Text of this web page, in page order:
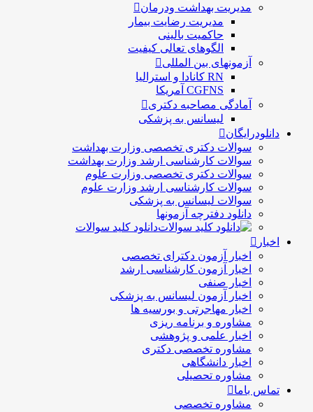
مدیریت بهداشت ودرمان
مديريت رضايت بيمار
حاكميت بالينی
الگوهای تعالی کيفيت
آزمونهای بین المللی
RN کانادا و استرالیا
CGFNS آمریکا
آمادگی مصاحبه دکتری
لیسانس به پزشکی
دانلودرایگان
سوالات دکتری تخصصی وزارت بهداشت
سوالات کارشناسی ارشد وزارت بهداشت
سوالات دکتری تخصصی وزارت علوم
سوالات کارشناسی ارشد وزارت علوم
سوالات لیسانس به پزشکی
دانلود دفترچه آزمونها
دانلود کلید سوالات
اخبار
اخبار آزمون دکترای تخصصی
اخبار آزمون کارشناسی ارشد
اخبار صنفی
اخبار آزمون لیسانس به پزشکی
اخبار مهاجرتی و بورسیه ها
مشاوره و برنامه ریزی
اخبار علمی و پژوهشی
مشاوره تخصصی دکتری
اخبار دانشگاهی
مشاوره تحصیلی
تماس باما
مشاوره تخصصی